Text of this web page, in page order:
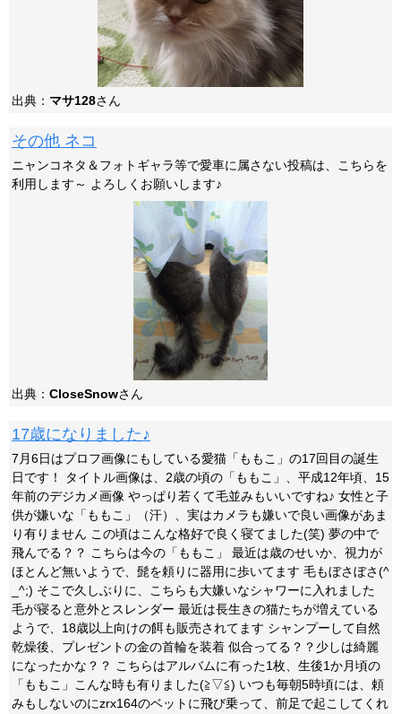
出典： マサ128さん
その他 ネコ
ニャンコネタ＆フォトギャラ等で愛車に属さない投稿は、こちらを
利用します～ よろしくお願いします♪
出典： CloseSnowさん
17歳になりました♪
7月6日はプロフ画像にもしている愛猫「ももこ」の17回目の誕生
日です！ タイトル画像は、2歳の頃の「ももこ」、平成12年頃、15
年前のデジカメ画像 やっぱり若くて毛並みもいいですね♪ 女性と子
供が嫌いな「ももこ」（汗）、実はカメラも嫌いで良い画像があま
り有りません この頃はこんな格好で良く寝てました(笑) 夢の中で
飛んでる？？ こちらは今の「ももこ」 最近は歳のせいか、視力が
ほとんど無いようで、髭を頼りに器用に歩いてます 毛もぼさぼさ(^
_^;) そこで久しぶりに、こちらも大嫌いなシャワーに入れました
毛が寝ると意外とスレンダー 最近は長生きの猫たちが増えている
ようで、18歳以上向けの餌も販売されてます シャンプーして自然
乾燥後、プレゼントの金の首輪を装着 似合ってる？？少しは綺麗
になったかな？？ こちらはアルバムに有った1枚、生後1か月頃の
「ももこ」こんな時も有りました(≧▽≦) いつも毎朝5時頃には、頼
みもしないのにzrx164のベットに飛び乗って、前足で起こしてくれ